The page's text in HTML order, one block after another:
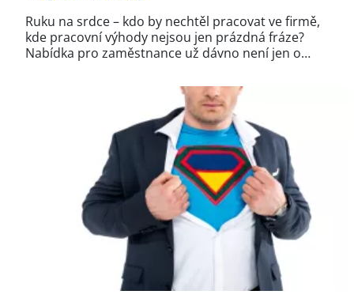
Ruku na srdce – kdo by nechtěl pracovat ve firmě,
kde pracovní výhody nejsou jen prázdná fráze?
Nabídka pro zaměstnance už dávno není jen o…